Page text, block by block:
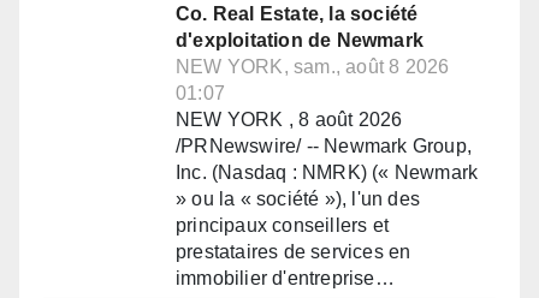
Co. Real Estate, la société
d'exploitation de Newmark
NEW YORK, sam., août 8 2026
01:07
NEW YORK , 8 août 2026
/PRNewswire/ -- Newmark Group,
Inc. (Nasdaq : NMRK) (« Newmark
» ou la « société »), l'un des
principaux conseillers et
prestataires de services en
immobilier d'entreprise…